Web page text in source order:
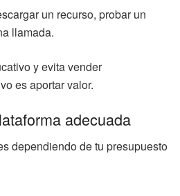
un recurso, probar un
llamada.
y evita vender
es aportar valor.
adecuada
dependiendo de tu presupuesto